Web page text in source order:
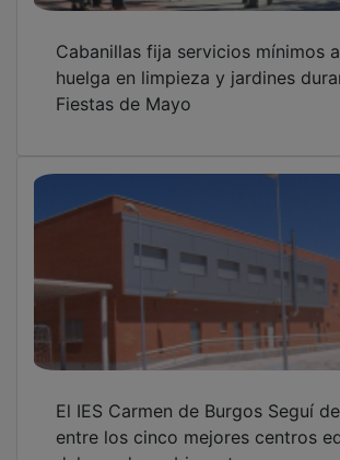
huelga en limpieza y jardines
Fiestas de Mayo
entre los cinco mejores centros
del mundo en bienestar